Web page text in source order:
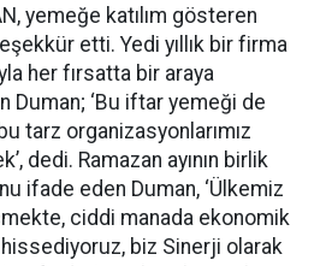
yemeğe katılım gösteren
etti. Yedi yıllık bir firma
her fırsatta bir araya
Duman; ‘Bu iftar yemeği de
tarz organizasyonlarımız
dedi. Ramazan ayının birlik
ifade eden Duman, ‘Ülkemiz
ciddi manada ekonomik
hissediyoruz, biz Sinerji olarak